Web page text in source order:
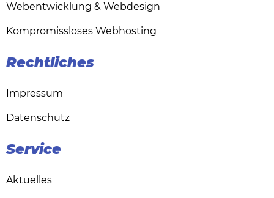
Webentwicklung & Webdesign
Kompromissloses Webhosting
Rechtliches
Impressum
Datenschutz
Service
Aktuelles